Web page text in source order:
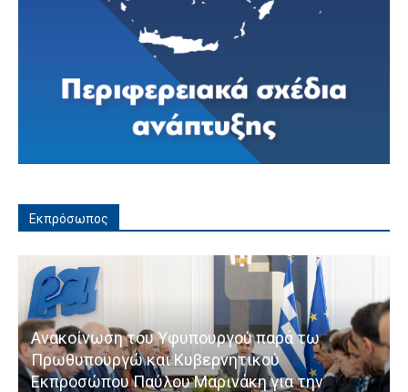
Εκπρόσωπος
Ανακοίνωση του Υφυπουργού παρά τω
Πρωθυπουργώ και Κυβερνητικού
Εκπροσώπου Παύλου Μαρινάκη για την